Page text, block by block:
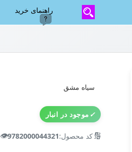
راهنمای خرید
سیاه مشق
✓ موجود در انبار
🔢کد محصول:9782000044321
👁️